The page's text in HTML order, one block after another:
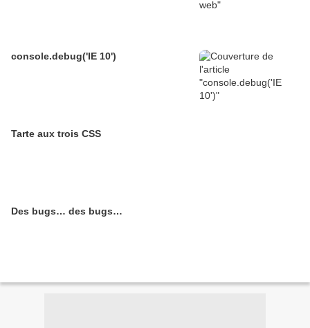
console.debug('IE 10')
Tarte aux trois CSS
Des bugs… des bugs…